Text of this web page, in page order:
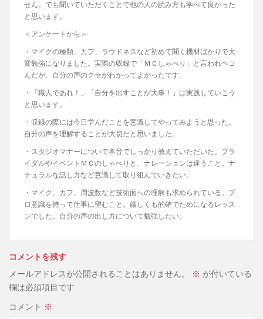
せん。でも聞いていただくことで他の人の読み方も学べて良かった
と思います。
＜アンケートから＞
・マイクの種類、カフ、ラウドネスなど初めて聞く機材ばかりで大
変勉強になりました。実際の収録で「ＭＣしゃべり」と言われヘコ
んだが、自分の声のクセがわかってよかったです。
・「職人であれ！」「自分を出すことが大事！」は実践していこう
と思います。
・収録の際には今日学んだことを意識してやってみようと思った。
自分の声を理解することが大切だと思いました。
・スタジオマナーについて本音でしっかり教えていただいた。ブラ
イダルやイベントＭＣのしゃべりと、ナレーションは違うこと。ナ
チュラルな話し方など意識して取り組んでいきたい。
・マイク、カフ、周波数など技術面への理解も求められている。プ
ロ意識を持って仕事に望むこと。厳しくも的確でためになるレッス
ンでした。自分の声の出し方について勉強したい。
コメントを残す
メールアドレスが公開されることはありません。
※ が付いている
欄は必須項目です
コメント ※